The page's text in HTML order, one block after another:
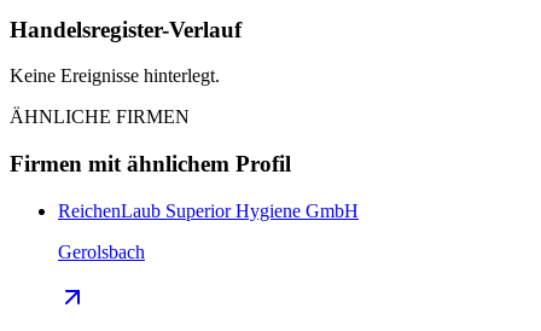
Handelsregister-Verlauf
Keine Ereignisse hinterlegt.
ÄHNLICHE FIRMEN
Firmen mit ähnlichem Profil
ReichenLaub Superior Hygiene GmbH
Gerolsbach